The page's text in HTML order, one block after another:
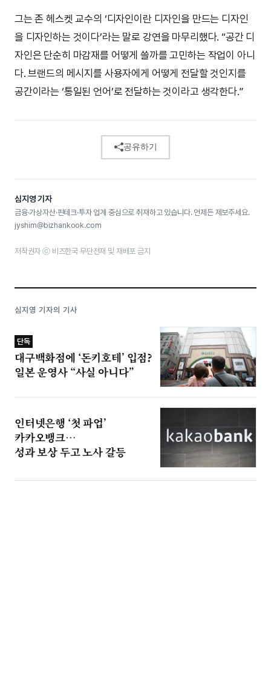
그는 존 헤스켓 교수의 ‘디자인이란 디자인을 만드는 디자인
을 디자인하는 것이다’라는 말로 강연을 마무리했다. “공간 디
자인은 단순히 마감재를 어떻게 쓸까를 고민하는 작업이 아니
다. 브랜드의 메시지를 사용자에게 어떻게 전달할 것인지를
공간이라는 ‘통일된 언어’로 전달하는 것이라고 생각한다.”
공유하기
심지영 기자
금융·가상자산·핀테크·투자 업계 중심으로 취재하고 있습니다. 언제든 제보주세요.
jyshim@bizhankook.com
저작권자 ⓒ 비즈한국 무단전재 및 재배포 금지
심지영 기자의 기사
단독
대구백화점에 ‘돈키호테’ 입점?
일본 운영사 “사실 아니다”
인터넷은행 ‘첫 파업’
카카오뱅크…
성과 보상 두고 노사 갈등